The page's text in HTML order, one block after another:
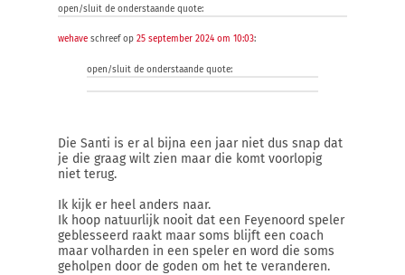
open/sluit de onderstaande quote:
wehave schreef op 25 september 2024 om 10:03:
open/sluit de onderstaande quote:
Die Santi is er al bijna een jaar niet dus snap dat
je die graag wilt zien maar die komt voorlopig
niet terug.
Ik kijk er heel anders naar.
Ik hoop natuurlijk nooit dat een Feyenoord speler
geblesseerd raakt maar soms blijft een coach
maar volharden in een speler en word die soms
geholpen door de goden om het te veranderen.